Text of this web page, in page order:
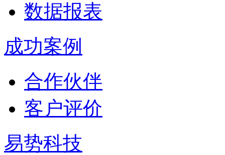
数据报表
成功案例
合作伙伴
客户评价
易势科技